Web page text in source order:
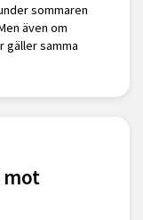
sommaren
även om
gäller samma
mot